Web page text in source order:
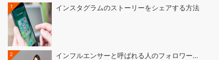
1 インスタグラムのストーリーをシェアする方法
2 インフルエンサーと呼ばれる人のフォロワー…